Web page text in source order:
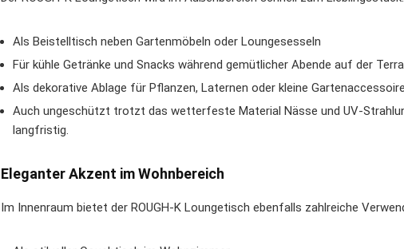
Als Beistelltisch neben Gartenmöbeln oder Loungesesseln
Für kühle Getränke und Snacks während gemütlicher Abende auf der
Als dekorative Ablage für Pflanzen, Laternen oder kleine
Auch ungeschützt trotzt das wetterfeste Material Nässe und UV-
langfristig.
Eleganter Akzent im Wohnbereich
Im Innenraum bietet der ROUGH-K Loungetisch ebenfalls zahlreiche